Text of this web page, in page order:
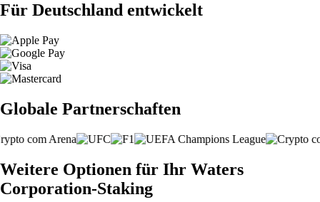
Für Deutschland entwickelt
Globale Partnerschaften
Weitere Optionen für Ihr Waters
Corporation-Staking